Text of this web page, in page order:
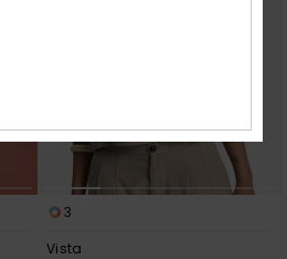
3
Vista